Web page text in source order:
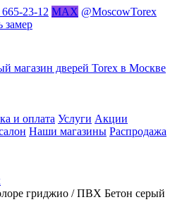
23-12 MAX @MoscowTorex
замер
магазин дверей Torex в Москве
и оплата Услуги Акции
Наши магазины Распродажа
гриджио / ПВХ Бетон серый